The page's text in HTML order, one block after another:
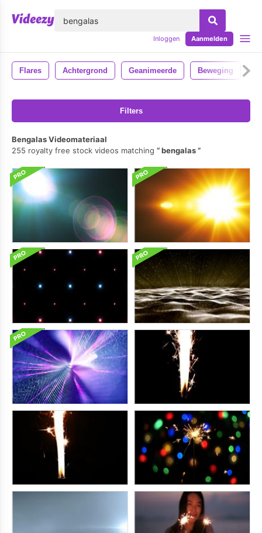
Inloggen Aanmelden
Flares Achtergrond Geanimeerde Beweging
Filters
Bengalas Videomateriaal
255 royalty free stock videos matching
bengalas